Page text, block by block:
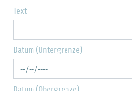
Text
Datum (Untergrenze)
Datum (Obergrenze)